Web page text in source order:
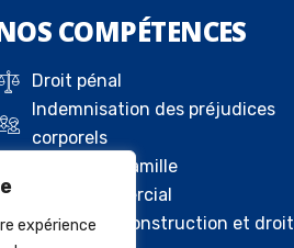
expérience
COMPÉTENCES
Droit pénal
Indemnisation des préjudices
corporels
Droit de la famille
Droit commercial
Droit de la construction et droit